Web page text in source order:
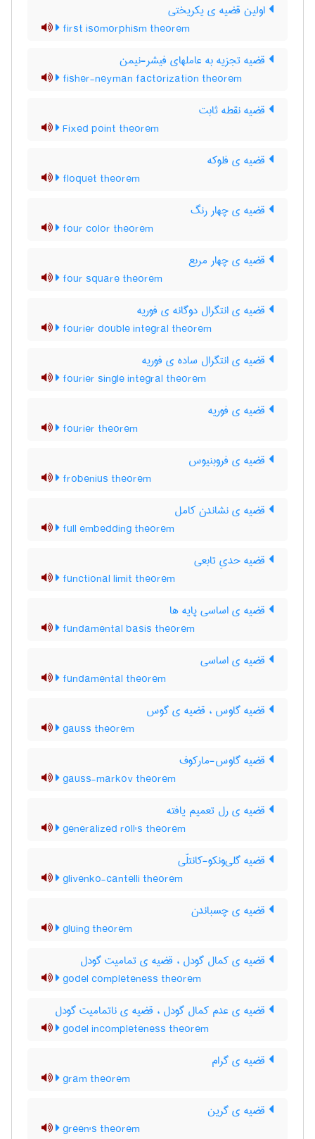
اولین قضیه ی یکریختی
first isomorphism theorem
قضیه تجزیه به عاملهای فیشر-نیمن
fisher-neyman factorization theorem
قضیه نقطه ثابت
Fixed point theorem
قضیه ی فلوکه
floquet theorem
قضیه ی چهار رنگ
four color theorem
قضیه ی چهار مربع
four square theorem
قضیه ی انتگرال دوگانه ی فوریه
fourier double integral theorem
قضیه ی انتگرال ساده ی فوریه
fourier single integral theorem
قضیه ی فوریه
fourier theorem
قضیه ی فروبنیوس
frobenius theorem
قضیه ی نشاندن کامل
full embedding theorem
قضیه حدیِ تابعی
functional limit theorem
قضیه ی اساسی پایه ها
fundamental basis theorem
قضیه ی اساسی
fundamental theorem
قضیه گاوس ، قضیه ی گوس
gauss theorem
قضیه گاوس-مارکوف
gauss-markov theorem
قضیه ی رل تعمیم یافته
generalized roll's theorem
قضیه گلی‌ونکو-کانتلّی
glivenko-cantelli theorem
قضیه ی چسباندن
gluing theorem
قضیه ی کمال گودل ، قضیه ی تمامیت گودل
godel completeness theorem
قضیه ی عدم کمال گودل ، قضیه ی ناتمامیت گودل
godel incompleteness theorem
قضیه ی گرام
gram theorem
قضیه ی گرین
green's theorem